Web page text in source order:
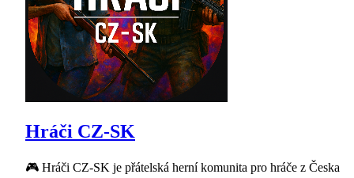
Hráči CZ-SK
🎮 Hráči CZ-SK je přátelská herní komunita pro hráče z Česka